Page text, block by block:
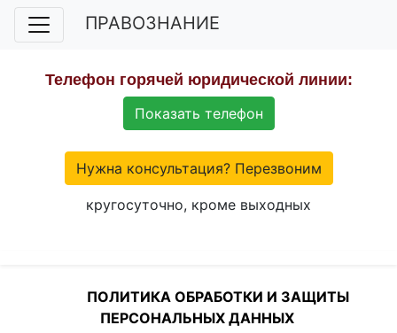
ПРАВОЗНАНИЕ
Телефон горячей юридической линии:
Показать телефон
Нужна консультация? Перезвоним
кругосуточно, кроме выходных
ПОЛИТИКА ОБРАБОТКИ И ЗАЩИТЫ
ПЕРСОНАЛЬНЫХ ДАННЫХ